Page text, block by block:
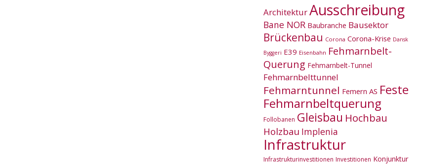
ArchitekturAusschreibung
Bane NOR Baubranche Bausektor
Brückenbau Corona Corona-Krise Dansk
Byggeri E39 Eisenbahn Fehmarnbelt-
Querung Fehmarnbelt-Tunnel
Fehmarnbelttunnel
Fehmarntunnel Femern AS Feste
Fehmarnbeltquerung
Follobanen Gleisbau Hochbau
Holzbau Implenia
Infrastruktur
Infrastrukturinvestitionen Investitionen Konjunktur